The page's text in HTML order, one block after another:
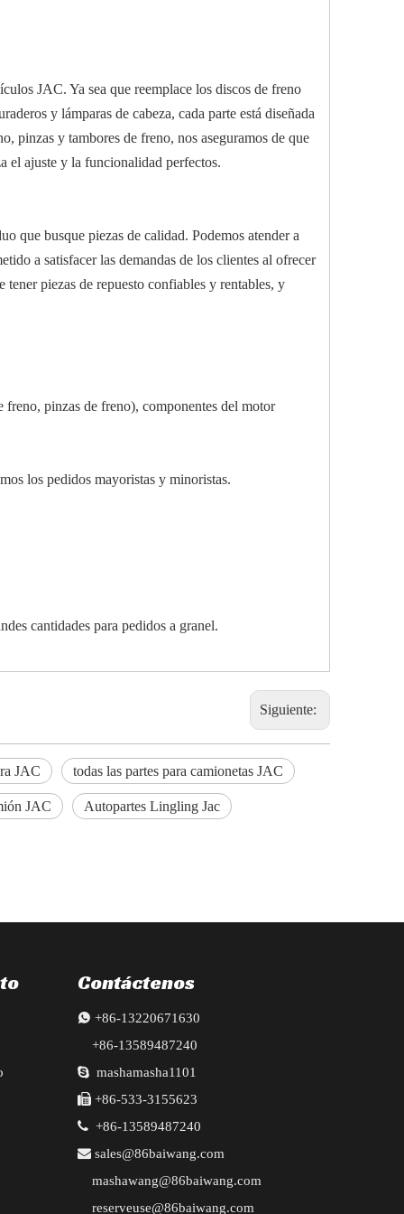
JAC. Ya sea que reemplace los discos de freno
y lámparas de cabeza, cada parte está diseñada
pinzas y tambores de freno, nos aseguramos de que
el ajuste y la funcionalidad perfectos.
que busque piezas de calidad. Podemos atender a
a satisfacer las demandas de los clientes al ofrecer
piezas de repuesto confiables y rentables, y
freno, pinzas de freno), componentes del motor
los pedidos mayoristas y minoristas.
cantidades para pedidos a granel.
Siguiente:
JAC todas las partes para camionetas JAC
JAC Autopartes Lingling Jac
Contáctenos
 +86-13220671630
+86-13589487240
 mashamasha1101
 +86-533-3155623
 +86-13589487240
 sales@86baiwang.com
mashawang@86baiwang.com
reserveuse@86baiwang.com